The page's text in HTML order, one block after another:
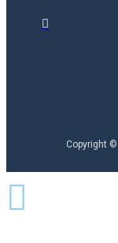
Copyright